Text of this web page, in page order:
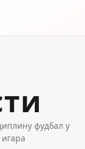
фудбал у